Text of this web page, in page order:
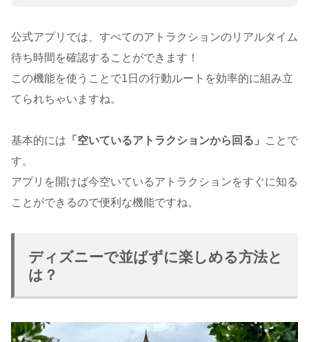
公式アプリでは、すべてのアトラクションのリアルタイム
待ち時間を確認することができます！
この機能を使うことで1日の行動ルートを効率的に組み立
てられちゃいますね。
基本的には 「空いているアトラクションから回る」
ことで
す。
アプリを開けば今空いているアトラクションをすぐに知る
ことができるので便利な機能ですね。
ディズニーで並ばずに楽しめる方法と
は？